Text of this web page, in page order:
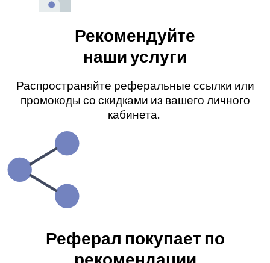
Рекомендуйте
наши услуги
Распространяйте реферальные ссылки или
промокоды со скидками из вашего личного
кабинета.
Реферал покупает по
рекомендации